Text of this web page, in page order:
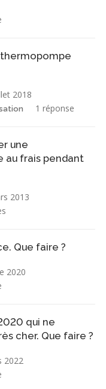
2018
1 réponse
une
au frais pendant
2013
Que faire ?
2020
qui ne
cher. Que faire ?
2022